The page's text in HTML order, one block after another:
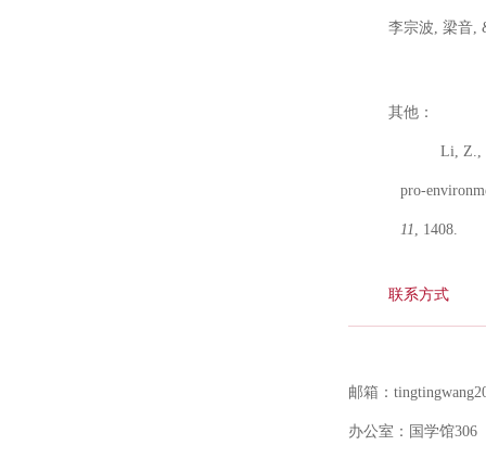
李宗波,梁音,
其他：
Li, Z.,
pro-
11, 1408.
联系方式
邮箱：tingting
办公室：国学馆306